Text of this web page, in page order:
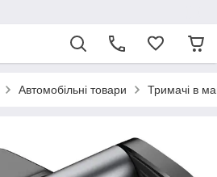
Автомобільні товари Тримачі в